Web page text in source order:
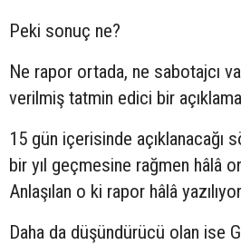
Peki sonuç ne?
Ne rapor ortada, ne sabotajcı
verilmiş tatmin edici bir
15 gün içerisinde açıklanacağı
bir yıl geçmesine rağmen hâlâ
Anlaşılan o ki rapor hâlâ
Daha da düşündürücü olan ise